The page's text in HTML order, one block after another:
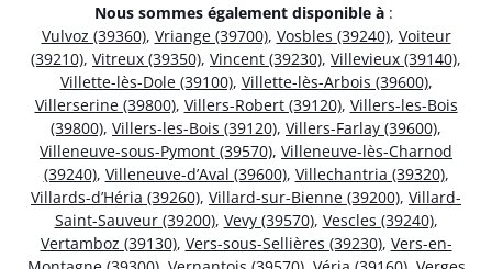
Nous sommes également disponible à :
Vulvoz (39360), Vriange (39700), Vosbles (39240), Voiteur
(39210), Vitreux (39350), Vincent (39230), Villevieux (39140),
Villette-lès-Dole (39100), Villette-lès-Arbois (39600),
Villerserine (39800), Villers-Robert (39120), Villers-les-Bois
(39800), Villers-les-Bois (39120), Villers-Farlay (39600),
Villeneuve-sous-Pymont (39570), Villeneuve-lès-Charnod
(39240), Villeneuve-d’Aval (39600), Villechantria (39320),
Villards-d’Héria (39260), Villard-sur-Bienne (39200), Villard-
Saint-Sauveur (39200), Vevy (39570), Vescles (39240),
Vertamboz (39130), Vers-sous-Sellières (39230), Vers-en-